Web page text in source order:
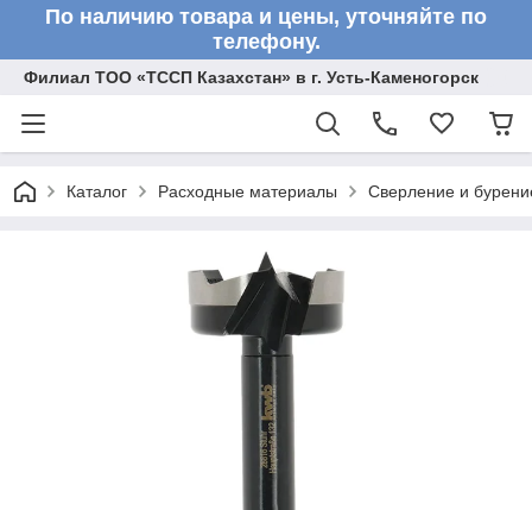
По наличию товара и цены, уточняйте по
телефону.
Филиал ТОО «ТССП Казахстан» в г. Усть-Каменогорск
Каталог Расходные материалы Сверление и